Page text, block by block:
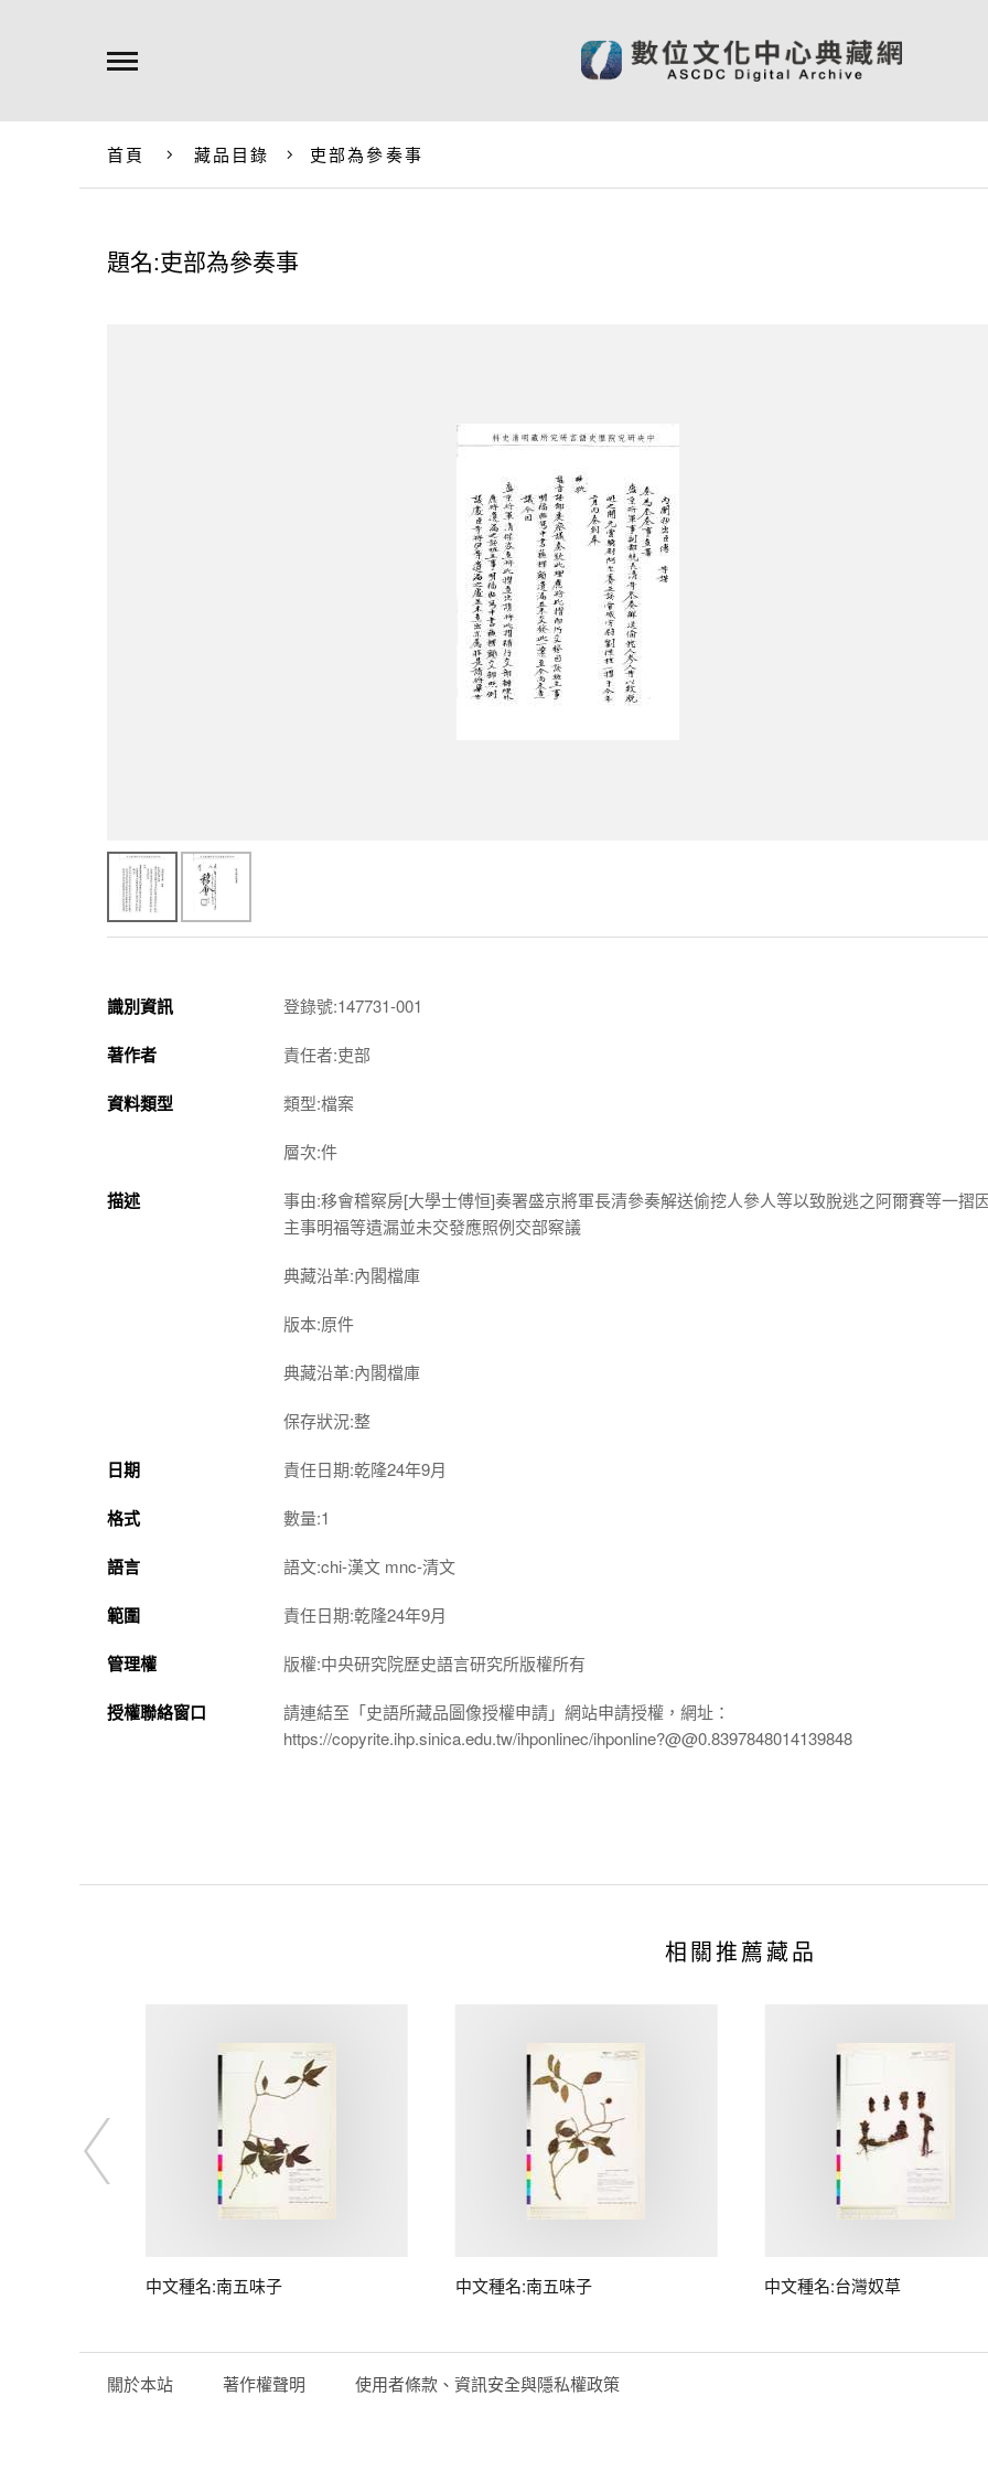
首頁 藏品目錄 吏部為參奏事
題名:吏部為參奏事
識別資訊 登錄號:147731-001
著作者 責任者:吏部
資料類型 類型:檔案
層次:件
描述
事由:移會稽察房[大學士傅恒]奏署盛京將軍長清參奏解送偷挖人參人等以致脫逃之阿爾賽等一摺
主事明福等遺漏並未交發應照例交部察議
典藏沿革:內閣檔庫
版本:原件
典藏沿革:內閣檔庫
保存狀況:整
日期 責任日期:乾隆24年9月
格式 數量:1
語言 語文:chi-漢文 mnc-清文
範圍 責任日期:乾隆24年9月
管理權 版權:中央研究院歷史語言研究所版權所有
授權聯絡窗口
請連結至「史語所藏品圖像授權申請」網站申請授權，網址：
https://copyrite.ihp.sinica.edu.tw/ihponlinec/ihponline?@@0.8397848014139848
相關推薦藏品
中文種名:南五味子 中文種名:南五味子 中文種名:台灣奴草
關於本站 著作權聲明 使用者條款、資訊安全與隱私權政策